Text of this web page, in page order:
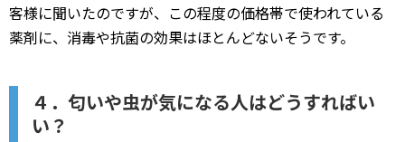
客様に聞いたのですが、この程度の価格帯で使われている
薬剤に、消毒や抗菌の効果はほとんどないそうです。
４．匂いや虫が気になる人はどうすればい
い？